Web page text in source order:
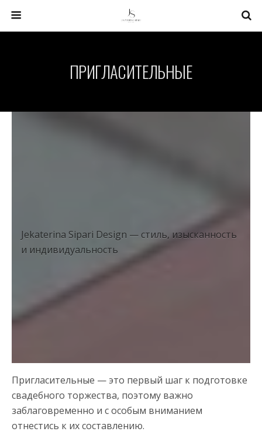
ПРИГЛАСИТЕЛЬНЫЕ
Jekaterina Sipari Design — стиль, изысканность
и индивидуальность
Пригласительные — это первый шаг к подготовке
свадебного торжества, поэтому важно
заблаговременно и с особым вниманием
отнестись к их составлению.